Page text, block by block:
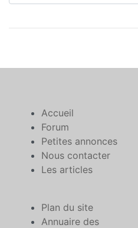
Accueil
Forum
Petites annonces
Nous contacter
Les articles
Plan du site
Annuaire des